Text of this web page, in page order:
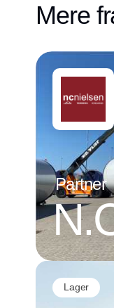
Mere
Partner
Lager